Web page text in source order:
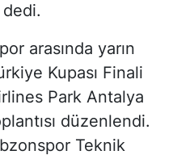
arasında yarın
Kupası Finali
Park Antalya
düzenlendi.
Teknik